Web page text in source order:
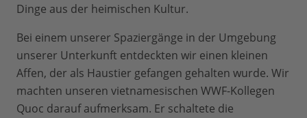
Dinge aus der heimischen Kultur.
Bei einem unserer Spaziergänge in der Umgebung
unserer Unterkunft entdeckten wir einen kleinen
Affen, der als Haustier gefangen gehalten wurde. Wir
machten unseren vietnamesischen WWF-Kollegen
Quoc darauf aufmerksam. Er schaltete die